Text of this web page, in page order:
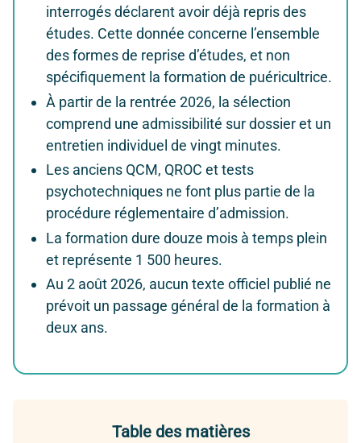
interrogés déclarent avoir déjà repris des
études. Cette donnée concerne l’ensemble
des formes de reprise d’études, et non
spécifiquement la formation de puéricultrice.
À partir de la rentrée 2026, la sélection
comprend une admissibilité sur dossier et un
entretien individuel de vingt minutes.
Les anciens QCM, QROC et tests
psychotechniques ne font plus partie de la
procédure réglementaire d’admission.
La formation dure douze mois à temps plein
et représente 1 500 heures.
Au 2 août 2026, aucun texte officiel publié ne
prévoit un passage général de la formation à
deux ans.
Table des matières